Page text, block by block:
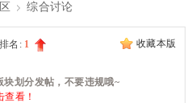
综合讨论
收藏本版
排名: 1
划分发帖，不要违规哦~
查看！